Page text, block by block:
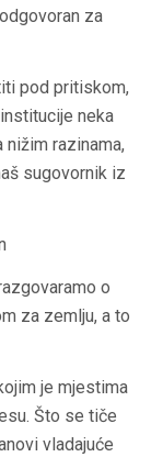
za
pod pritiskom,
neka
nižim razinama,
sugovornik iz
o
za zemlju, a to
je mjestima
Što se tiče
vladajuće